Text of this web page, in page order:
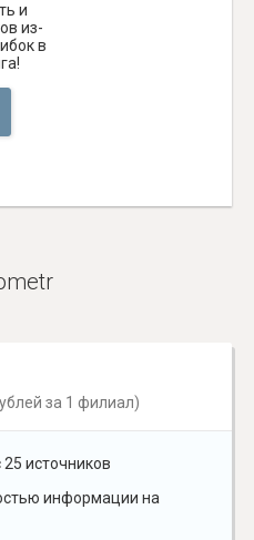
и
из-
в
за 1 филиал)
источников
информации на